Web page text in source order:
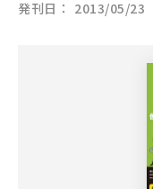
発刊日 2013/05/23